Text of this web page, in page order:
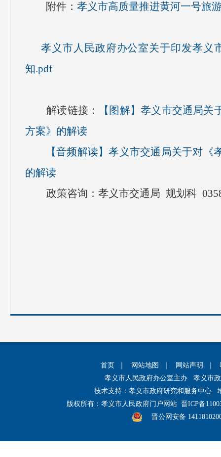
附件： 孝义市高质量推进黄河一号旅
孝义市人民政府办公室关于印发孝义
知.pdf
解读链接：
【图解】孝义市交通局
方案》的解读
【音频解读】孝义市交通局关于对《
的解读
政策咨询：孝义市交通局 规划科
首页 网站地图 网站声明
孝义市人民政府办公室主办 孝义市
技术支持：孝义市政府研究和服务中心
版权所有：孝义市人民政府门户网站 晋ICP备
晋公网安备